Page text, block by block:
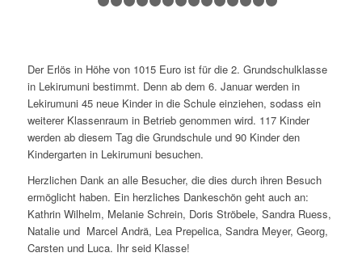
1 2 3 4 5 6 7 8 9
Der Erlös in Höhe von 1015 Euro ist für die 2. Grundschulklasse
in Lekirumuni bestimmt. Denn ab dem 6. Januar werden in
Lekirumuni 45 neue Kinder in die Schule einziehen, sodass ein
weiterer Klassenraum in Betrieb genommen wird. 117 Kinder
werden ab diesem Tag die Grundschule und 90 Kinder den
Kindergarten in Lekirumuni besuchen.
Herzlichen Dank an alle Besucher, die dies durch ihren Besuch
ermöglicht haben. Ein herzliches Dankeschön geht auch an:
Kathrin Wilhelm, Melanie Schrein, Doris Ströbele, Sandra Ruess,
Natalie und Marcel Andrä, Lea Prepelica, Sandra Meyer, Georg,
Carsten und Luca. Ihr seid Klasse!